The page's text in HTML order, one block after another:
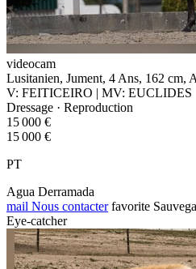
videocam
Lusitanien, Jument, 4 Ans, 162 cm,
V: FEITICEIRO | MV: EUCLIDES
Dressage · Reproduction
15 000 €
15 000 €
PT
Agua Derramada
mail Nous contacter favorite
Eye-catcher